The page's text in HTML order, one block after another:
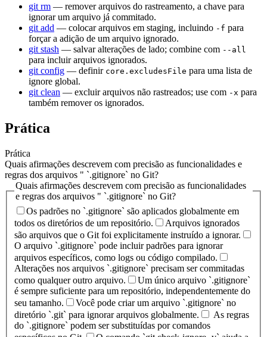
git rm — remover arquivos do rastreamento, a chave para
ignorar um arquivo já commitado.
git add — colocar arquivos em staging, incluindo -f para
forçar a adição de um arquivo ignorado.
git stash — salvar alterações de lado; combine com --all
para incluir arquivos ignorados.
git config — definir core.excludesFile para uma lista de
ignore global.
git clean — excluir arquivos não rastreados; use com -x para
também remover os ignorados.
Prática
Prática
Quais afirmações descrevem com precisão as funcionalidades e
regras dos arquivos " `.gitignore` no Git?
Quais afirmações descrevem com precisão as funcionalidades
e regras dos arquivos " `.gitignore` no Git?
Os padrões no `.gitignore` são aplicados globalmente em
todos os diretórios de um repositório.
Arquivos ignorados
são arquivos que o Git foi explicitamente instruído a ignorar.
O arquivo `.gitignore` pode incluir padrões para ignorar
arquivos específicos, como logs ou código compilado.
Alterações nos arquivos `.gitignore` precisam ser commitadas
como qualquer outro arquivo.
Um único arquivo `.gitignore`
é sempre suficiente para um repositório, independentemente do
seu tamanho.
Você pode criar um arquivo `.gitignore` no
diretório `.git` para ignorar arquivos globalmente.
As regras
do `.gitignore` podem ser substituídas por comandos